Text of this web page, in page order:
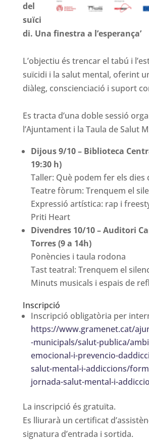
del
suïci
di. Una finestra a l’esperança’
L’objectiu és trencar el tabú i
suïcidi i la salut mental, oferint
diàleg, conscienciació i suport
Es tracta d’una doble sessió
l’Ajuntament i la Taula de Salut
Dijous 9/10 – Biblioteca
19:30 h)
Taller: Què podem fer els dies
Teatre fòrum: Trenquem el
Expressió artística: rap i
Priti Heart
Divendres 10/10 – Auditori
Torres (9 a 14h)
Ponències i taula rodona
Tast teatral: Trenquem el
Minuts musicals i espais de
Inscripció
Inscripció obligatòria per
https://www.gramenet.cat/
-municipals/salut-publica/
emocional-i-prevencio-
salut-mental-i-addiccions/
jornada-salut-mental-i-
La inscripció és gratuïta.
Es lliurarà un certificat
signatura d’entrada i sortida.